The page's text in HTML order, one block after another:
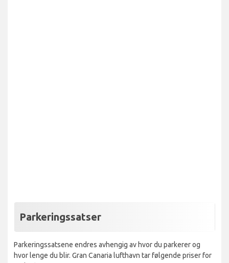
Parkeringssatser
Parkeringssatsene endres avhengig av hvor du parkerer og
hvor lenge du blir. Gran Canaria lufthavn tar følgende priser for